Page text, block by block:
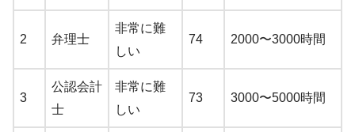
2 弁理士
非常に難
しい
74 2000〜3000時間
3
公認会計
士
非常に難
しい
73 3000〜5000時間